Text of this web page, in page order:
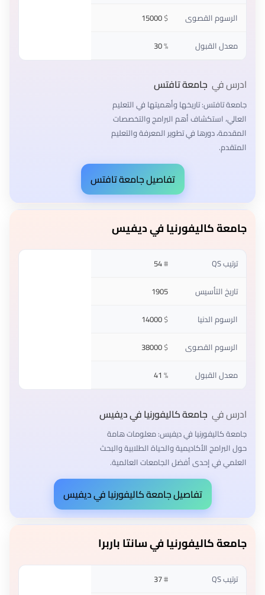
الرسوم القصوى $
15000
معدل القبول
%
30
ادرس في جامعة تافتس
جامعة تافتس: تاريخها وأهميتها في التعليم
العالي، استكشاف أهم البرامج والتخصصات
المقدمة، دورها في تطوير المعرفة والتعليم
المتقدم.
تفاصيل جامعة تافتس
جامعة كاليفورنيا في ديفيس
ترتيب QS #
54
تاريخ التأسيس
1905
الرسوم الدنيا
$
14000
الرسوم القصوى
$
38000
معدل القبول
%
ادرس في جامعة كاليفورنيا في ديفيس
جامعة كاليفورنيا في ديفيس: معلومات هامة
حول البرامج الأكاديمية والحياة الطلابية والبحث
العلمي في إحدى أفضل الجامعات العالمية.
تفاصيل جامعة كاليفورنيا في ديفيس
جامعة كاليفورنيا في سانتا باربرا
ترتيب QS #
37